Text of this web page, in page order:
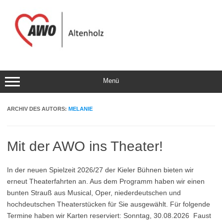
springen
Menü
ARCHIV DES AUTORS: MELANIE
Mit der AWO ins Theater!
In der neuen Spielzeit 2026/27 der Kieler Bühnen bieten wir
erneut Theaterfahrten an. Aus dem Programm haben wir einen
bunten Strauß aus Musical, Oper, niederdeutschen und
hochdeutschen Theaterstücken für Sie ausgewählt. Für folgende
Termine haben wir Karten reserviert: Sonntag, 30.08.2026 Faust